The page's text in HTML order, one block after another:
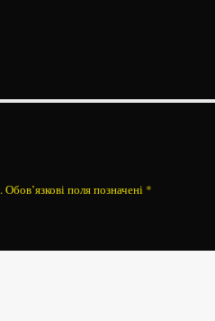
Обов’язкові поля позначені *